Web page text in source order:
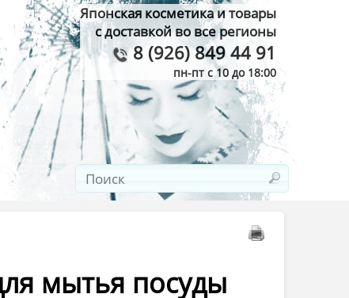
Японская косметика и товары
с доставкой во все регионы
8 (926) 849 44 91
пн-пт с 10 до 18:00
мытья посуды